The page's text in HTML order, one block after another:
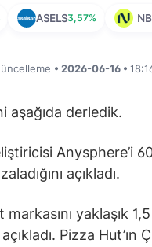
ASELS3,57%
• 2026-06-16 •
aşağıda derledik.
Anysphere’i
açıkladı.
markasını yaklaşık
Pizza Hut’ın